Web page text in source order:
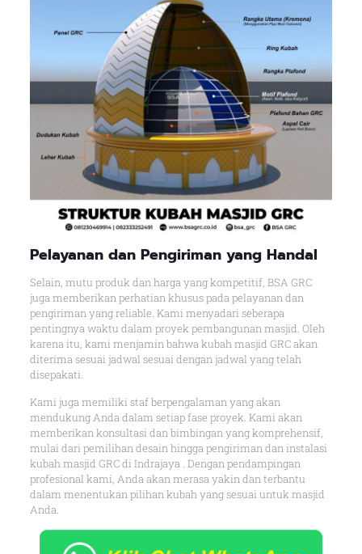
Pelayanan dan Pengiriman yang Handal
Selain, mutu produk dan harga yang kompetitif, BSA GRC
juga memberikan perhatian khusus pada pelayanan dan
pengiriman yang reliable. Kami menyadari seberapa
pentingnya waktu dalam proyek pembangunan masjid. Oleh
karena itu, kami menjamin bahwa kubah masjid GRC akan
diterima sesuai jadwal sesuai dengan jadwal yang telah
disepakati.
Kami juga memiliki staf berpengalaman yang akan
mendukung Anda dalam setiap fase proyek. Kami akan
memberikan konsultasi dan bimbingan yang komprehensif,
mulai dari pemilihan desain hingga pengiriman dan instalasi
kubah masjid GRC di Indrajaya . Dengan pendampingan
profesional kami, Anda akan merasa yakin dan terbantu
dalam menentukan pilihan kubah yang sesuai untuk masjid
Anda.